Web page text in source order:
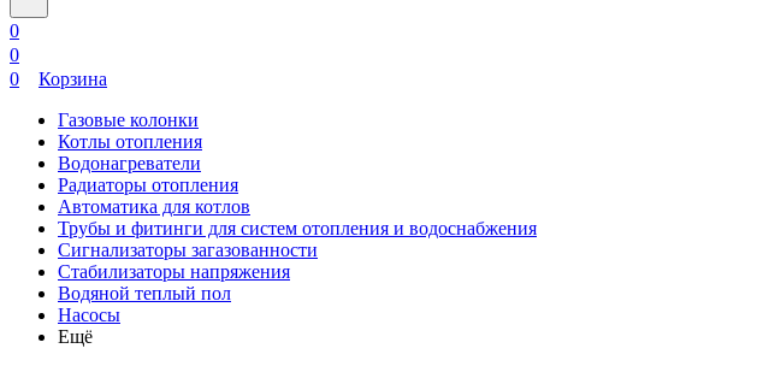
0
0
0
Корзина
Газовые колонки
Котлы отопления
Водонагреватели
Радиаторы отопления
Автоматика для котлов
Трубы и фитинги для систем отопления и водоснабжения
Сигнализаторы загазованности
Стабилизаторы напряжения
Водяной теплый пол
Насосы
Ещё